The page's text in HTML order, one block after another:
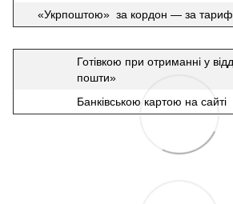
«Укрпоштою» за кордон — за
Готівкою при отриманні у
пошти»
Банківською картою на сайті